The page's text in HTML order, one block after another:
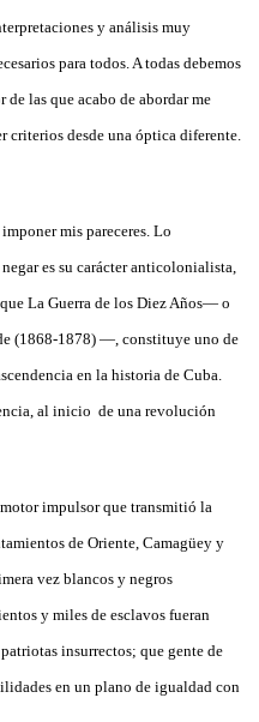
y análisis muy
para todos. A todas debemos
las que acabo de abordar me
criterios desde una óptica diferente.
mis pareceres. Lo
es su carácter anticolonialista,
La Guerra de los Diez Años— o
(1868-1878) —, constituye uno de
en la historia de Cuba.
al inicio de una revolución
impulsor que transmitió la
de Oriente, Camagüey y
vez blancos y negros
y miles de esclavos fueran
insurrectos; que gente de
en un plano de igualdad con